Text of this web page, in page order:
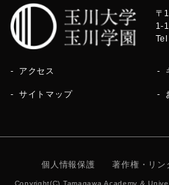
〒
1-1
アクセス
サイトマップ
個人情報保護 著作権・リン